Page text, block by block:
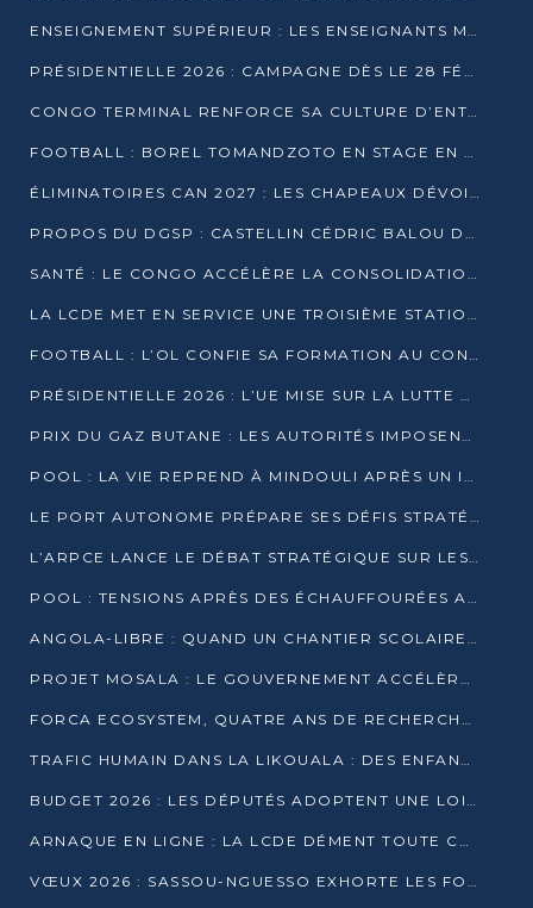
ENSEIGNEMENT SUPÉRIEUR : LES ENSEIGNANTS MAINTIENNENT LA GRÈVE ET EXIGENT UN ACCORD ÉCRIT AVEC L’ÉTAT
PRÉSIDENTIELLE 2026 : CAMPAGNE DÈS LE 28 FÉVRIER, SCRUTIN LES 12 ET 15 MARS
CONGO TERMINAL RENFORCE SA CULTURE D’ENTREPRISE AVEC LE PROGRAMME « WIN TOGETHER »
FOOTBALL : BOREL TOMANDZOTO EN STAGE EN ESPAGNE AVEC POLISSYA FC
ÉLIMINATOIRES CAN 2027 : LES CHAPEAUX DÉVOILÉS, LE CONGO FIXÉ SUR SON SORT
PROPOS DU DGSP : CASTELLIN CÉDRIC BALOU DÉNONCE DES PROPOS INTIMIDANTS
SANTÉ : LE CONGO ACCÉLÈRE LA CONSOLIDATION DE L’OFFRE DE SOINS
LA LCDE MET EN SERVICE UNE TROISIÈME STATION D’EAU POTABLE À MFILOU
FOOTBALL : L’OL CONFIE SA FORMATION AU CONGOLAIS CHRISTIAN BASSILA
PRÉSIDENTIELLE 2026 : L’UE MISE SUR LA LUTTE CONTRE LA DÉSINFORMATION
PRIX DU GAZ BUTANE : LES AUTORITÉS IMPOSENT LE RESPECT DES PRIX RÉGLEMENTÉS
POOL : LA VIE REPREND À MINDOULI APRÈS UN INCIDENT ARMÉ SUR LA RN1
LE PORT AUTONOME PRÉPARE SES DÉFIS STRATÉGIQUES DE 2026
L’ARPCE LANCE LE DÉBAT STRATÉGIQUE SUR LES DONNÉES, L’IA ET LA FINANCE NUMÉRIQUE AU CONGO
POOL : TENSIONS APRÈS DES ÉCHAUFFOURÉES ARMÉES ENTRE DGSP ET EX-MILICIENS NINJA
ANGOLA-LIBRE : QUAND UN CHANTIER SCOLAIRE DEVIENT LE MIROIR D’UN CONGO EN MOUVEMENT
PROJET MOSALA : LE GOUVERNEMENT ACCÉLÈRE L’INSERTION DES JEUNES EN 2026
FORCA ECOSYSTEM, QUATRE ANS DE RECHERCHE DE TERRAIN AVANT UN LANCEMENT OFFICIEL EN 2026
TRAFIC HUMAIN DANS LA LIKOUALA : DES ENFANTS AUTOCHTONES RÉDUITS AU TRAVAIL FORCÉ
BUDGET 2026 : LES DÉPUTÉS ADOPTENT UNE LOI DES FINANCES DE PLUS DE 2500 MILLIARDS FCFA
ARNAQUE EN LIGNE : LA LCDE DÉMENT TOUTE CAMPAGNE DE RECRUTEMENT
VŒUX 2026 : SASSOU-NGUESSO EXHORTE LES FORCES VIVES À RENFORCER L’UNITÉ